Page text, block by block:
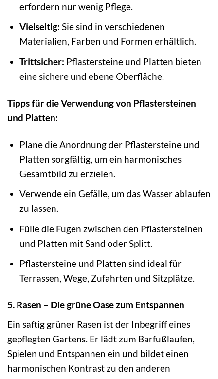
erfordern nur wenig Pflege.
Vielseitig: Sie sind in verschiedenen
Materialien, Farben und Formen erhältlich.
Trittsicher: Pflastersteine und Platten bieten
eine sichere und ebene Oberfläche.
Tipps für die Verwendung von Pflastersteinen
und Platten:
Plane die Anordnung der Pflastersteine und
Platten sorgfältig, um ein harmonisches
Gesamtbild zu erzielen.
Verwende ein Gefälle, um das Wasser ablaufen
zu lassen.
Fülle die Fugen zwischen den Pflastersteinen
und Platten mit Sand oder Splitt.
Pflastersteine und Platten sind ideal für
Terrassen, Wege, Zufahrten und Sitzplätze.
5. Rasen – Die grüne Oase zum Entspannen
Ein saftig grüner Rasen ist der Inbegriff eines
gepflegten Gartens. Er lädt zum Barfußlaufen,
Spielen und Entspannen ein und bildet einen
harmonischen Kontrast zu den anderen